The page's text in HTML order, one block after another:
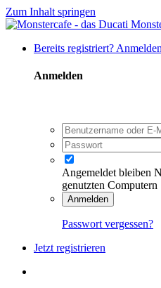
Zum Inhalt springen
Bereits registriert?
Anmelden
Angemeldet bleiben
genutzten Computern
Anmelden
Passwort vergessen?
Jetzt registrieren